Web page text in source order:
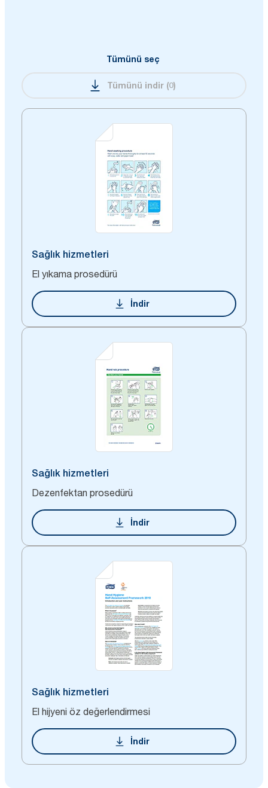
Tümünü seç
Tümünü indir(0)
Sağlık hizmetleri
El yıkama prosedürü
İndir
Sağlık hizmetleri
Dezenfektan prosedürü
İndir
Sağlık hizmetleri
El hijyeni öz değerlendirmesi
İndir